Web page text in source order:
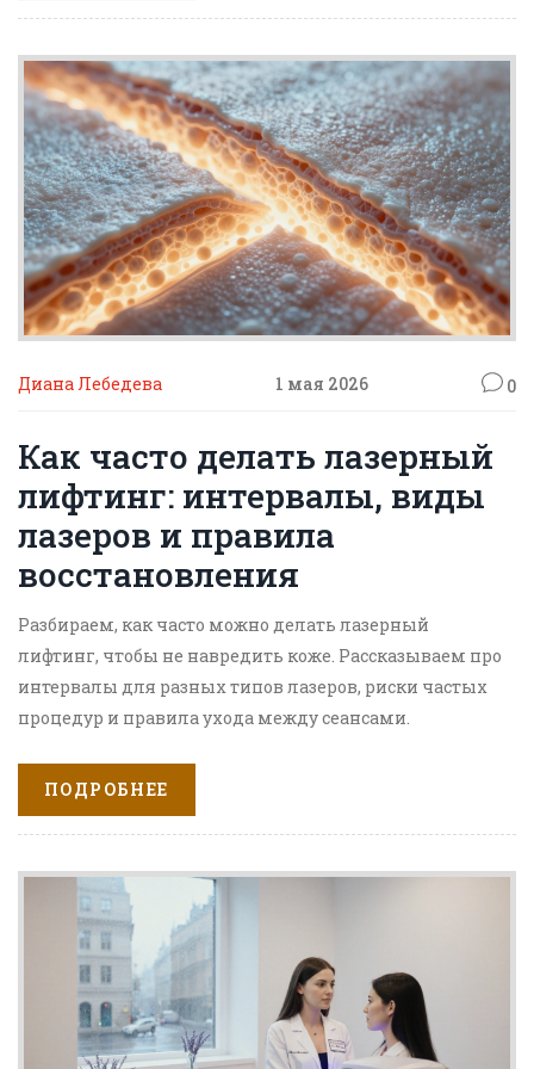
Диана Лебедева 1 мая 2026 0
Как часто делать лазерный
лифтинг: интервалы, виды
лазеров и правила
восстановления
Разбираем, как часто можно делать лазерный
лифтинг, чтобы не навредить коже. Рассказываем про
интервалы для разных типов лазеров, риски частых
процедур и правила ухода между сеансами.
ПОДРОБНЕЕ